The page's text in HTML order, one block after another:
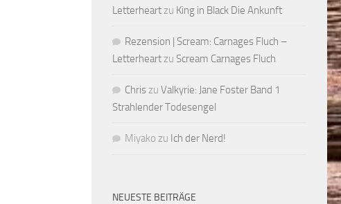
Letterheartzu King in Black Die Ankunft
Rezension | Scream: Carnages Fluch –
Letterheartzu Scream Carnages Fluch
Chriszu Valkyrie: Jane Foster Band 1
Strahlender Todesengel
Miyako zu Ich der Nerd!
NEUESTE BEITRÄGE